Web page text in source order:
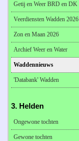
Getij en Weer BRD en DK
Veerdiensten Wadden 2026
Zon en Maan 2026
Archief Weer en Water
Waddennieuws
'Databank' Wadden
3. Helden
Ongewone tochten
Gewone tochten